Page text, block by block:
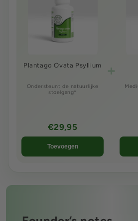
Plantago Ovata Psyllium
Ondersteunt de natuurlijke
stoelgang*
€29,95
Toevoegen
+